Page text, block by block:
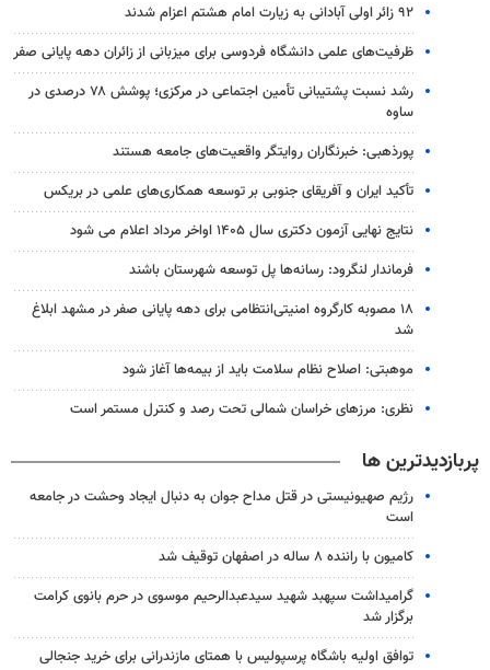
۹۲ زائر اولی آبادانی به زیارت امام هشتم اعزام شدند
ظرفیت‌های علمی دانشگاه فردوسی برای میزبانی از زائران دهه پایانی صفر
رشد نسبت پشتیبانی تأمین اجتماعی در مرکزی؛ پوشش ۷۸ درصدی در
ساوه
پورذهبی: خبرنگاران روایتگر واقعیت‌های جامعه‌ هستند
تأکید ایران و آفریقای جنوبی بر توسعه همکاری‌های علمی در بریکس
نتایج نهایی آزمون دکتری سال ۱۴۰۵ اواخر مرداد اعلام می شود
فرماندار لنگرود: رسانه‌ها پل توسعه شهرستان باشند
۱۸ مصوبه کارگروه امنیتی‌انتظامی برای دهه پایانی صفر در مشهد ابلاغ
شد
موهبتی: اصلاح نظام سلامت باید از بیمه‌ها آغاز شود
نظری: مرزهای خراسان شمالی تحت رصد و کنترل مستمر است
پربازدیدترین ها
رژیم صهیونیستی در قتل مداح جوان به دنبال ایجاد وحشت در جامعه
است
کامیون با راننده ۸ ساله در اصفهان توقیف شد
گرامیداشت سپهبد شهید سیدعبدالرحیم موسوی در حرم بانوی کرامت
برگزار شد
توافق اولیه باشگاه پرسپولیس با همتای مازندرانی برای خرید جنجالی